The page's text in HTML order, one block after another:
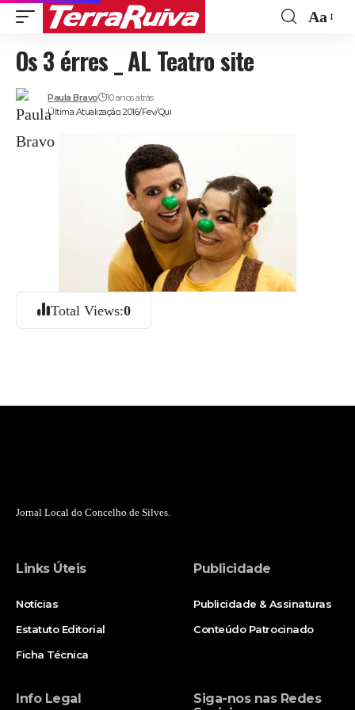
Aa
Os 3 érres _ AL Teatro site
Última Atualização: 2016/Fev/Qui
Paula Bravo 10 anos atrás
Total Views:0
Jornal Local do Concelho de Silves.
Links Úteis
Notícias
Estatuto Editorial
Ficha Técnica
Publicidade
Publicidade & Assinaturas
Conteúdo Patrocinado
Info Legal
Siga-nos nas Redes